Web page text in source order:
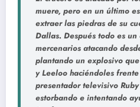
muere, pero en un último
extraer las piedras de su
Dallas. Después todo es un
mercenarios atacando
plantando un explosivo
y Leeloo haciéndoles
presentador televisivo Ruby
estorbando e intentando